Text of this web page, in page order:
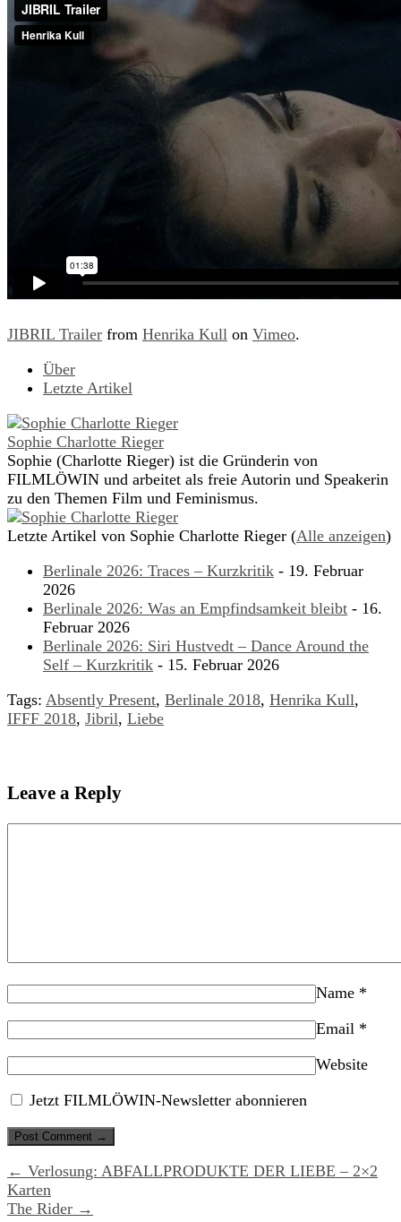
JIBRIL Trailer from Henrika Kull on Vimeo.
Über
Letzte Artikel
Sophie Charlotte Rieger
Sophie (Charlotte Rieger) ist die Gründerin von
FILMLÖWIN und arbeitet als freie Autorin und Speakerin
zu den Themen Film und Feminismus.
Letzte Artikel von Sophie Charlotte Rieger (Alle anzeigen)
Berlinale 2026: Traces – Kurzkritik - 19. Februar
2026
Berlinale 2026: Was an Empfindsamkeit bleibt - 16.
Februar 2026
Berlinale 2026: Siri Hustvedt – Dance Around the
Self – Kurzkritik - 15. Februar 2026
Tags: Absently Present, Berlinale 2018, Henrika Kull,
IFFF 2018, Jibril, Liebe
Leave a Reply
Name *
Email *
Website
Jetzt FILMLÖWIN-Newsletter abonnieren
← Verlosung: ABFALLPRODUKTE DER LIEBE – 2×2
Karten
The Rider →